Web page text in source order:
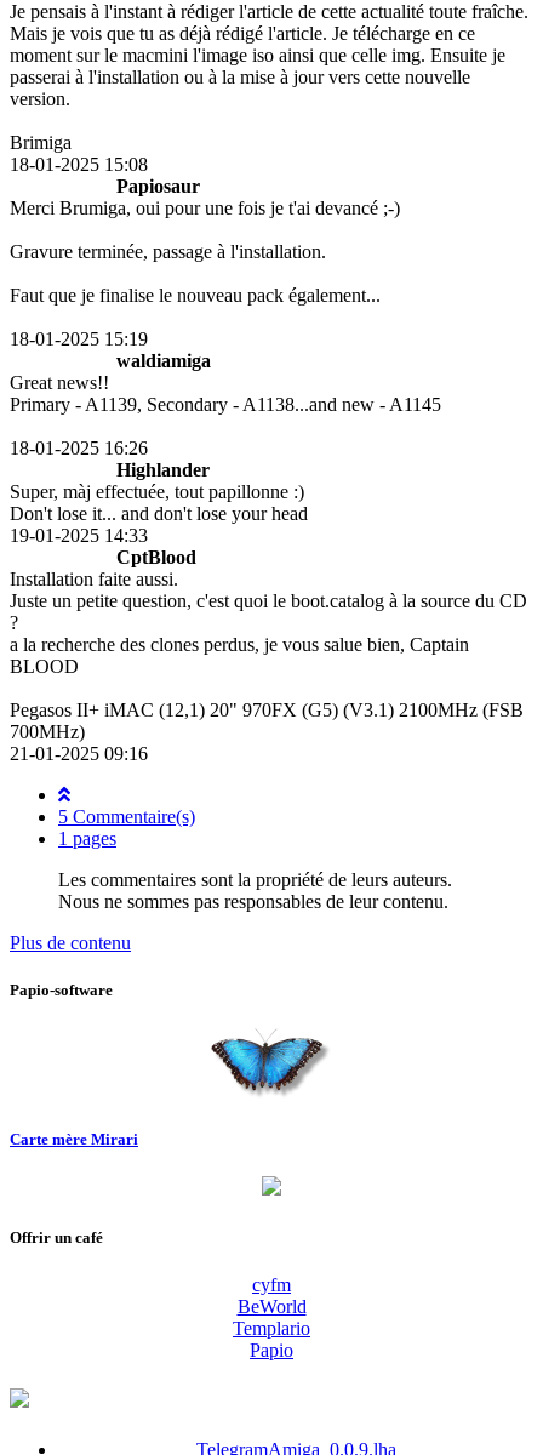
Je pensais à l'instant à rédiger l'article de cette actualité toute fraîche.
Mais je vois que tu as déjà rédigé l'article. Je télécharge en ce
moment sur le macmini l'image iso ainsi que celle img. Ensuite je
passerai à l'installation ou à la mise à jour vers cette nouvelle
version.
Brimiga
18-01-2025 15:08
Papiosaur
Merci Brumiga, oui pour une fois je t'ai devancé ;-)
Gravure terminée, passage à l'installation.
Faut que je finalise le nouveau pack également...
18-01-2025 15:19
waldiamiga
Great news!!
Primary - A1139, Secondary - A1138...and new - A1145
18-01-2025 16:26
Highlander
Super, màj effectuée, tout papillonne :)
Don't lose it... and don't lose your head
19-01-2025 14:33
CptBlood
Installation faite aussi.
Juste un petite question, c'est quoi le boot.catalog à la source du CD
?
a la recherche des clones perdus, je vous salue bien, Captain
BLOOD
Pegasos II+ iMAC (12,1) 20" 970FX (G5) (V3.1) 2100MHz (FSB
700MHz)
21-01-2025 09:16
5 Commentaire(s)
1 pages
Les commentaires sont la propriété de leurs auteurs.
Nous ne sommes pas responsables de leur contenu.
Plus de contenu
Papio-software
Carte mère Mirari
Offrir un café
cyfm
BeWorld
Templario
Papio
TelegramAmiga_0.0.9.lha